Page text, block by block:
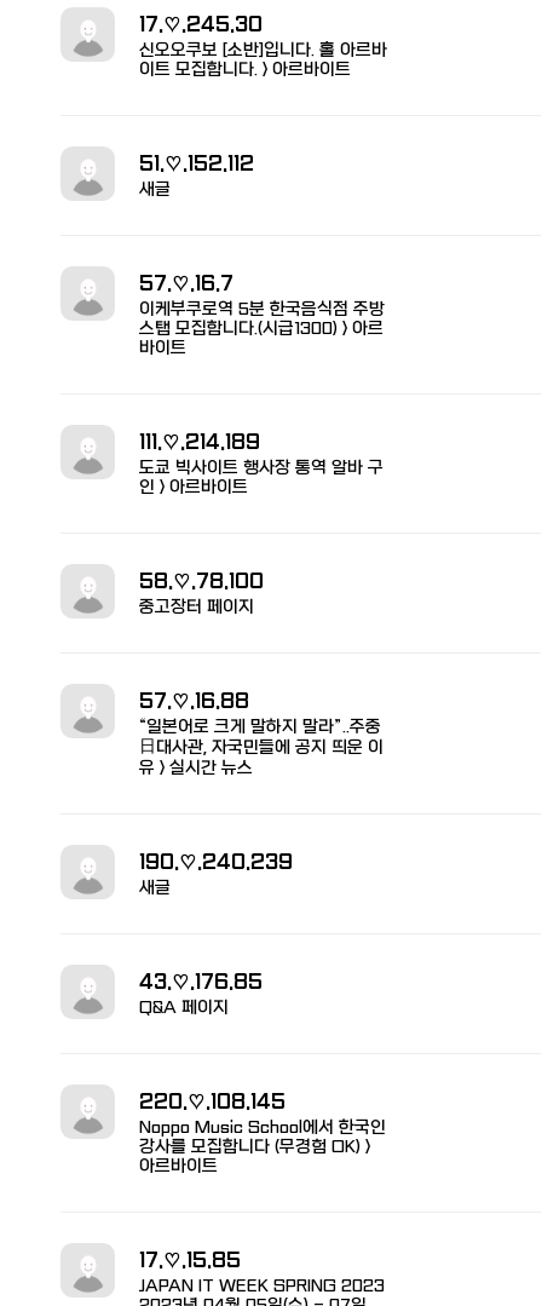
17.♡.245.30
신오오쿠보 [소반]입니다. 홀 아르바
이트 모집합니다. > 아르바이트
51.♡.152.112
새글
57.♡.16.7
이케부쿠로역 5분 한국음식점 주방
스탭 모집합니다.(시급1300) > 아르
바이트
111.♡.214.189
도쿄 빅사이트 행사장 통역 알바 구
인 > 아르바이트
58.♡.78.100
중고장터 페이지
57.♡.16.88
“일본어로 크게 말하지 말라”..주중
日대사관, 자국민들에 공지 띄운 이
유 > 실시간 뉴스
190.♡.240.239
새글
43.♡.176.85
Q&A 페이지
220.♡.108.145
Noppo Music School에서 한국인
강사를 모집합니다 ( 무경험 OK) >
아르바이트
17.♡.15.85
JAPAN IT WEEK SPRING 2023